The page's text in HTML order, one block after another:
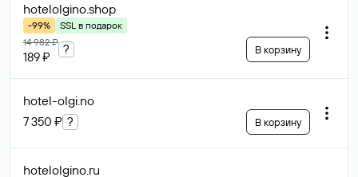
hotelolgino.shop
-99%
SSL в подарок
14 982 ₽
189 ₽
? В корзину
hotel-olgi.no
7 350 ₽ ? В корзину
hotelolgino.ru